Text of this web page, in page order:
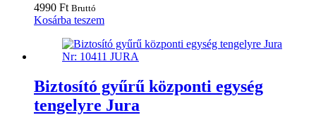
4990 Ft Bruttó
Kosárba teszem
Biztosító gyűrű központi egység
tengelyre Jura